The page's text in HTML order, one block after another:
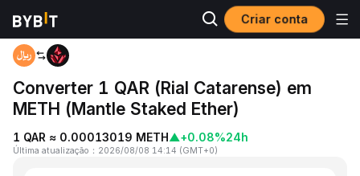
Criar conta
Página inicial
Converter 1 QAR (Rial Catarense) em
METH (Mantle Staked Ether)
1 QAR ≈ 0.00013019 METH▲+0.08%24h
Última atualização ： 2026/08/08 14:14 (GMT+0)